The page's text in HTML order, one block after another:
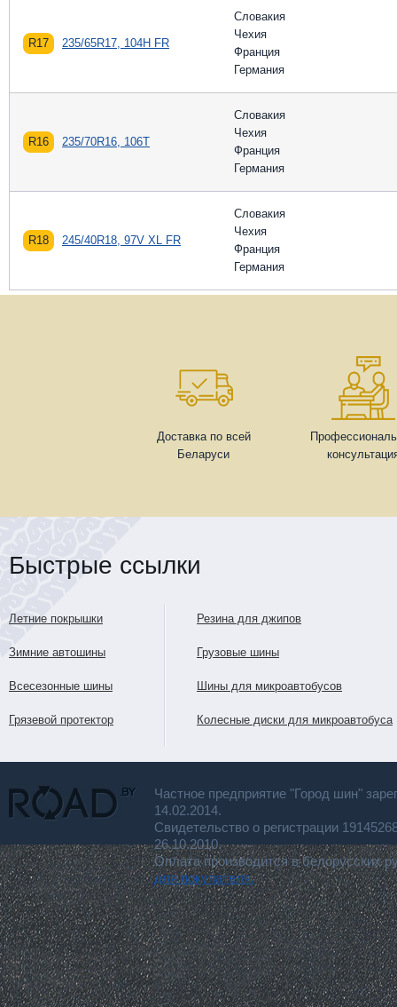
R17 235/65R17, 104H FR
Словакия
Чехия
Франция
Германия
R16 235/70R16, 106T
Словакия
Чехия
Франция
Германия
R18 245/40R18, 97V XL FR
Словакия
Чехия
Франция
Германия
Доставка по всей
Беларуси
Быстрые ссылки
Летние покрышки
Зимние автошины
Всесезонные шины
Грязевой протектор
Резина для джипов
Грузовые шины
Шины для микроавтобусов
Колесные диски для микроавтобуса
Частное предприятие "Город шин"
14.02.2014.
Свидетельство о регистрации
26.10.2010.
Оплата производится в белорусских
для покупателя.